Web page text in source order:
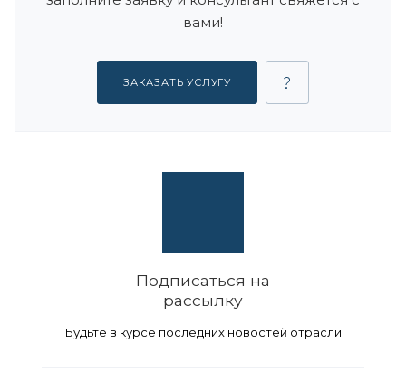
вами!
ЗАКАЗАТЬ УСЛУГУ
Подписаться на
рассылку
Будьте в курсе последних новостей отрасли